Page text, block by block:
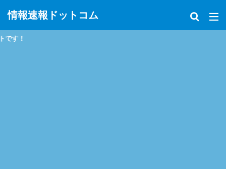
情報速報ドットコム